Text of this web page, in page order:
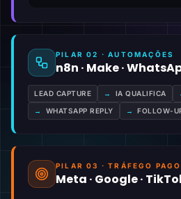
PILAR 02 · AUTOMAÇÕES
n8n · Make ·
LEAD CAPTURE → IA QUALIFICA
→ WHATSAPP REPLY → FOLLOW-
PILAR 03 · TRÁFEGO PAGO
Meta · Google ·